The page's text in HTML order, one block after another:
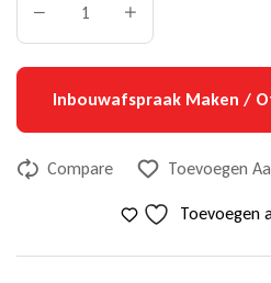
Inbouwafspraak Maken /
Compare Toevoegen
Toevoegen